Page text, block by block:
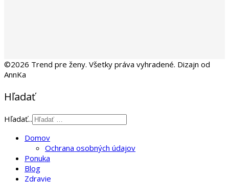
©2026 Trend pre ženy. Všetky práva vyhradené. Dizajn od
AnnKa
Hľadať
Hľadať...
Domov
Ochrana osobných údajov
Ponuka
Blog
Zdravie